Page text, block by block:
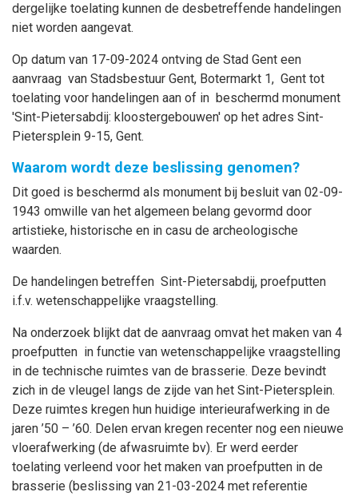
dergelijke toelating kunnen de desbetreffende handelingen
niet worden aangevat.
Op datum van 17-09-2024 ontving de Stad Gent een
aanvraag van Stadsbestuur Gent, Botermarkt 1, Gent tot
toelating voor handelingen aan of in beschermd monument
'Sint-Pietersabdij: kloostergebouwen' op het adres Sint-
Pietersplein 9-15, Gent.
Waarom wordt deze beslissing genomen?
Dit goed is beschermd als monument bij besluit van 02-09-
1943 omwille van het algemeen belang gevormd door
artistieke, historische en in casu de archeologische
waarden.
De handelingen betreffen Sint-Pietersabdij, proefputten
i.f.v. wetenschappelijke vraagstelling.
Na onderzoek blijkt dat de aanvraag omvat het maken van 4
proefputten in functie van wetenschappelijke vraagstelling
in de technische ruimtes van de brasserie. Deze bevindt
zich in de vleugel langs de zijde van het Sint-Pietersplein.
Deze ruimtes kregen hun huidige interieurafwerking in de
jaren ’50 – ’60. Delen ervan kregen recenter nog een nieuwe
vloerafwerking (de afwasruimte bv). Er werd eerder
toelating verleend voor het maken van proefputten in de
brasserie (beslissing van 21-03-2024 met referentie